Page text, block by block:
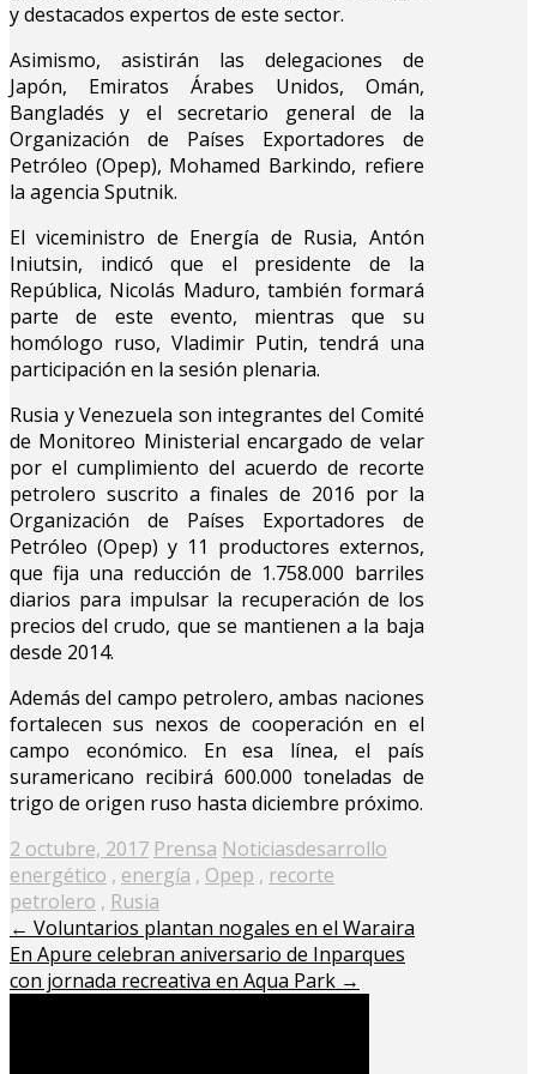
y destacados expertos de este sector.
Asimismo, asistirán las delegaciones de
Japón, Emiratos Árabes Unidos, Omán,
Bangladés y el secretario general de la
Organización de Países Exportadores de
Petróleo (Opep), Mohamed Barkindo, refiere
la agencia Sputnik.
El viceministro de Energía de Rusia, Antón
Iniutsin, indicó que el presidente de la
República, Nicolás Maduro, también formará
parte de este evento, mientras que su
homólogo ruso, Vladimir Putin, tendrá una
participación en la sesión plenaria.
Rusia y Venezuela son integrantes del Comité
de Monitoreo Ministerial encargado de velar
por el cumplimiento del acuerdo de recorte
petrolero suscrito a finales de 2016 por la
Organización de Países Exportadores de
Petróleo (Opep) y 11 productores externos,
que fija una reducción de 1.758.000 barriles
diarios para impulsar la recuperación de los
precios del crudo, que se mantienen a la baja
desde 2014.
Además del campo petrolero, ambas naciones
fortalecen sus nexos de cooperación en el
campo económico. En esa línea, el país
suramericano recibirá 600.000 toneladas de
trigo de origen ruso hasta diciembre próximo.
Posted
on
2 octubre, 2017 Prensa Noticiasdesarrollo
energético , energía , Opep , recorte
petrolero , Rusia
← Voluntarios plantan nogales en el Waraira
En Apure celebran aniversario de Inparques
con jornada recreativa en Aqua Park →